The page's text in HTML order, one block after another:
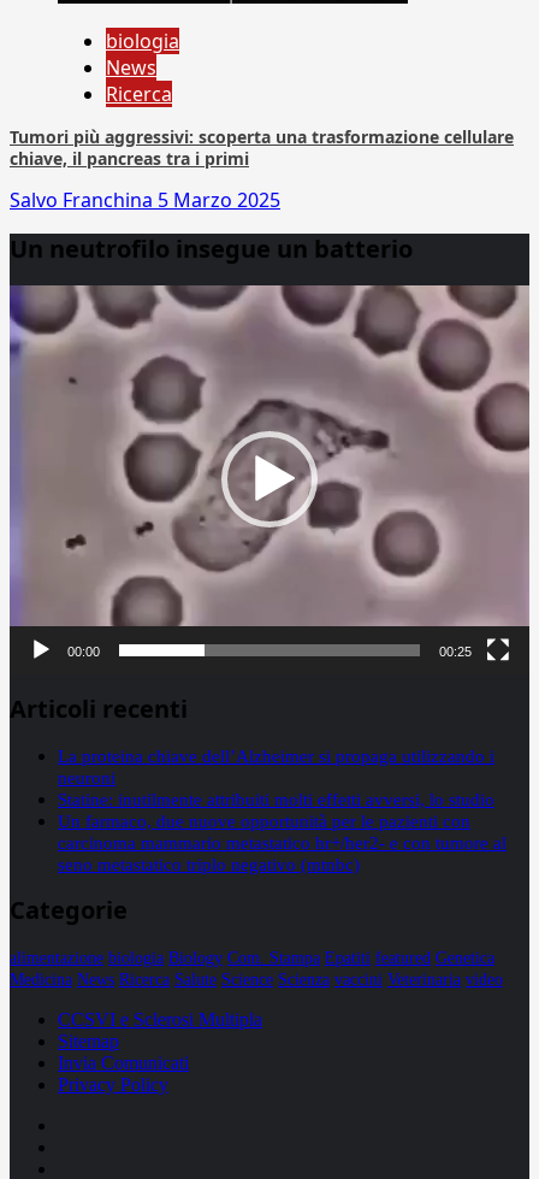
biologia
News
Ricerca
Tumori più aggressivi: scoperta una trasformazione cellulare
chiave, il pancreas tra i primi
Salvo Franchina 5 Marzo 2025
Un neutrofilo insegue un batterio
Player
00:00 00:25
Articoli recenti
La proteina chiave dell’Alzheimer si propaga utilizzando i
neuroni
Statine: inutilmente attribuiti molti effetti avversi, lo studio
Un farmaco, due nuove opportunità per le pazienti con
carcinoma mammario metastatico hr+/her2- e con tumore al
seno metastatico triplo negativo (mtnbc)
Categorie
alimentazione biologia Biology Com. Stampa Epatiti featured Genetica
Medicina News Ricerca Salute Science Scienza vaccini Veterinaria video
CCSVI e Sclerosi Multipla
Sitemap
Invia Comunicati
Privacy Policy